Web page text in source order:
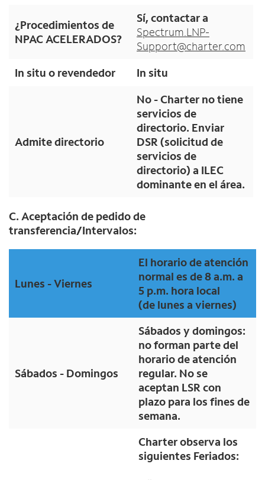
¿Procedimientos de
NPAC ACELERADOS?
Sí, contactar a
Spectrum.LNP-
Support@charter.com
In situ o revendedor
In situ
Admite directorio
No - Charter no tiene
servicios de
directorio. Enviar
DSR (solicitud de
servicios de
directorio) a ILEC
dominante en el área.
C. Aceptación de pedido de
transferencia/Intervalos:
Lunes - Viernes
El horario de atención
normal es de 8 a.m. a
5 p.m. hora local
(de lunes a viernes)
Sábados - Domingos
Sábados y domingos:
no forman parte del
horario de atención
regular. No se
aceptan LSR con
plazo para los fines de
semana.
Charter observa los
siguientes Feriados: